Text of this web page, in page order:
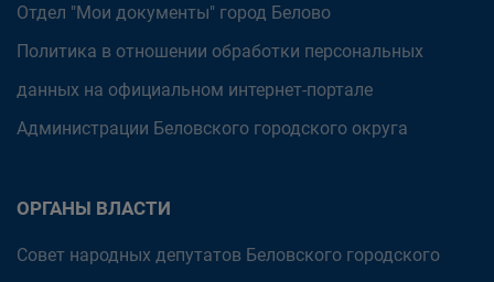
Отдел "Мои документы" город Белово
Политика в отношении обработки персональных
данных на официальном интернет-портале
Администрации Беловского городского округа
ОРГАНЫ ВЛАСТИ
Совет народных депутатов Беловского городского